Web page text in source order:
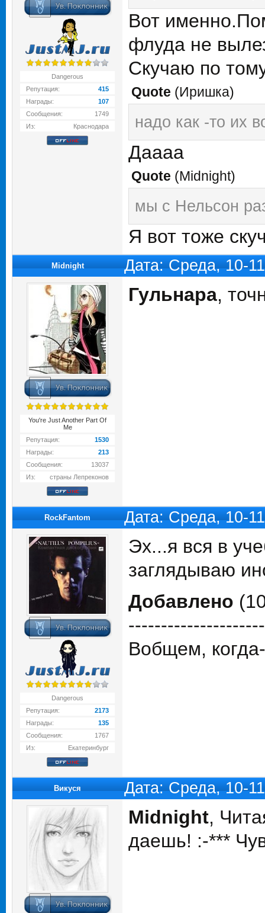
Dangerous
Репутация:
415
Награды:
107
Сообщения:
1749
Из:
Краснодара
Вот
флуда не
Скучаю по
Quote (Иришка)
надо как -то их
Даааа
Quote (Midnight)
мы с Нельсон
Я вот тоже
Midnight Дата: Среда, 10-
You're Just Another Part Of
Me
Репутация:
1530
Награды:
213
Сообщения:
13037
Из:
страны Лепреконов
Гульнара,
RockFantom Дата: Среда, 10-
Dangerous
Репутация:
2173
Награды:
135
Сообщения:
1767
Из:
Екатеринбург
Эх...я вся в
заглядываю
Добавлено
Вобщем,
Викуся Дата: Среда, 10-
Midnight,
даешь! :-***